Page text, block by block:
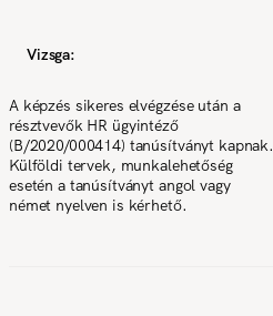
Vizsga:
A képzés sikeres elvégzése után a
résztvevők HR ügyintéző
(B/2020/000414) tanúsítványt kapnak.
Külföldi tervek, munkalehetőség
esetén a tanúsítványt angol vagy
német nyelven is kérhető.